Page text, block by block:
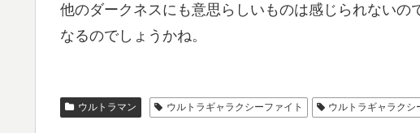
他のダークネスにも意思らしいものは感じられないの
なるのでしょうかね。
ウルトラマン ウルトラギャラクシーファイト ウルトラギャラク